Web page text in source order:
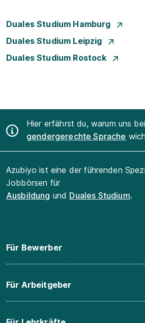
Duales Studium Hamburg
Duales Studium Leipzig
Duales Studium Rostock
Hier erfährst du, warum uns
gendergerechte Sprache
Azubiyo ist eine der führenden
Jobbörsen für
Ausbildung und Duales Studium.
Für Bewerber
Für Arbeitgeber